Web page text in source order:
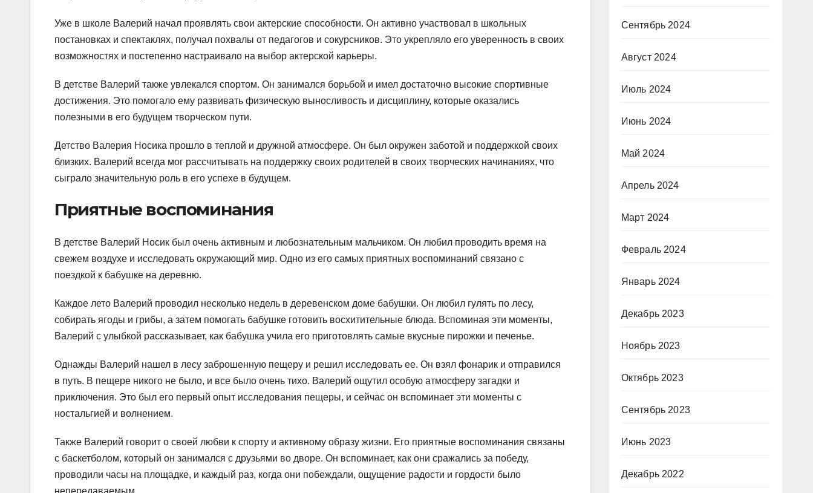
Уже в школе Валерий начал проявлять свои актерские способности. Он активно участвовал в школьных
постановках и спектаклях, получал похвалы от педагогов и сокурсников. Это укрепляло его уверенность в своих
возможностях и постепенно настраивало на выбор актерской карьеры.
В детстве Валерий также увлекался спортом. Он занимался борьбой и имел достаточно высокие спортивные
достижения. Это помогало ему развивать физическую выносливость и дисциплину, которые оказались
полезными в его будущем творческом пути.
Детство Валерия Носика прошло в теплой и дружной атмосфере. Он был окружен заботой и поддержкой своих
близких. Валерий всегда мог рассчитывать на поддержку своих родителей в своих творческих начинаниях, что
сыграло значительную роль в его успехе в будущем.
Приятные воспоминания
В детстве Валерий Носик был очень активным и любознательным мальчиком. Он любил проводить время на
свежем воздухе и исследовать окружающий мир. Одно из его самых приятных воспоминаний связано с
поездкой к бабушке на деревню.
Каждое лето Валерий проводил несколько недель в деревенском доме бабушки. Он любил гулять по лесу,
собирать ягоды и грибы, а затем помогать бабушке готовить восхитительные блюда. Вспоминая эти моменты,
Валерий с улыбкой рассказывает, как бабушка учила его приготовлять самые вкусные пирожки и печенье.
Однажды Валерий нашел в лесу заброшенную пещеру и решил исследовать ее. Он взял фонарик и отправился
в путь. В пещере никого не было, и все было очень тихо. Валерий ощутил особую атмосферу загадки и
приключения. Это был его первый опыт исследования пещеры, и сейчас он вспоминает эти моменты с
ностальгией и волнением.
Также Валерий говорит о своей любви к спорту и активному образу жизни. Его приятные воспоминания связаны
с баскетболом, который он занимался с друзьями во дворе. Он вспоминает, как они сражались за победу,
проводили часы на площадке, и каждый раз, когда они побеждали, ощущение радости и гордости было
непередаваемым.
Сентябрь 2024
Август 2024
Июль 2024
Июнь 2024
Май 2024
Апрель 2024
Март 2024
Февраль 2024
Январь 2024
Декабрь 2023
Ноябрь 2023
Октябрь 2023
Сентябрь 2023
Июнь 2023
Декабрь 2022